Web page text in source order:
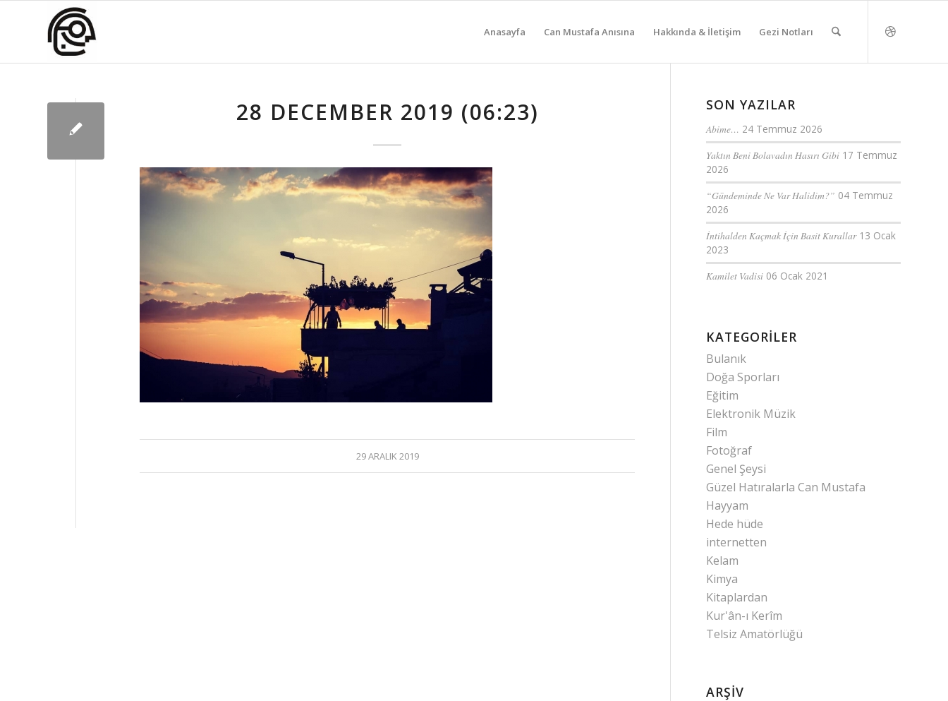
Anasayfa Can Mustafa Anısına Hakkında & İletişim Gezi Notları
28 DECEMBER 2019 (06:23)
29 ARALIK 2019
SON YAZILAR
Abime… 24 Temmuz 2026
Yaktın Beni Bolavadın Hasırı Gibi 17 Temmuz
2026
“Gündeminde Ne Var Halidim?” 04 Temmuz
2026
İntihalden Kaçmak İçin Basit Kurallar 13 Ocak
2023
Kamilet Vadisi 06 Ocak 2021
KATEGORILER
Bulanık
Doğa Sporları
Eğitim
Elektronik Müzik
Film
Fotoğraf
Genel Şeysi
Güzel Hatıralarla Can Mustafa
Hayyam
Hede hüde
internetten
Kelam
Kimya
Kitaplardan
Kur'ân-ı Kerîm
Telsiz Amatörlüğü
ARŞIV